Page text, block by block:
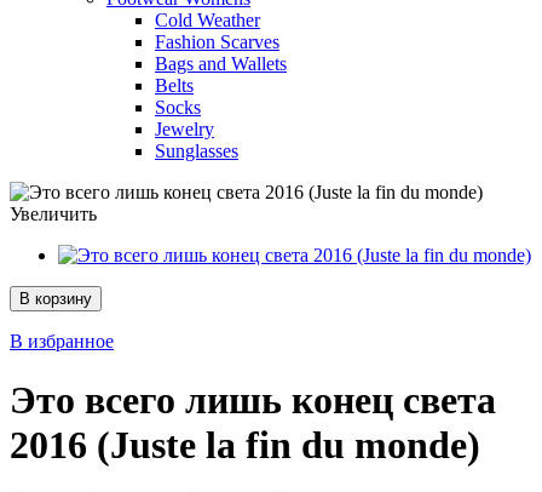
Cold Weather
Fashion Scarves
Bags and Wallets
Belts
Socks
Jewelry
Sunglasses
Увеличить
В корзину
В избранное
Это всего лишь конец света
2016 (Juste la fin du monde)